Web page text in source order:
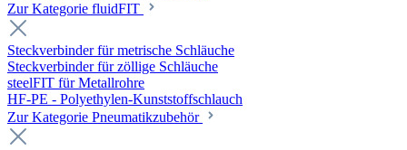
Zur Kategorie fluidFIT
Steckverbinder für metrische Schläuche
Steckverbinder für zöllige Schläuche
steelFIT für Metallrohre
HF-PE - Polyethylen-Kunststoffschlauch
Zur Kategorie Pneumatikzubehör